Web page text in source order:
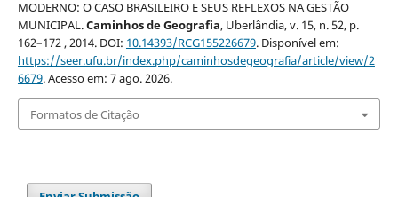
MODERNO: O CASO BRASILEIRO E SEUS REFLEXOS NA GESTÃO
MUNICIPAL.Caminhos de Geografia, Uberlândia, v. 15, n. 52, p.
162–172 , 2014. DOI: 10.14393/RCG155226679. Disponível em:
https://seer.ufu.br/index.php/caminhosdegeografia/article/view/2
6679. Acesso em: 7 ago. 2026.
Formatos de Citação